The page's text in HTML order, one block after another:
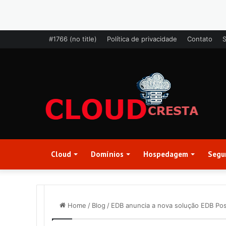
#1766 (no title) Política de privacidade Contato
Cloud Domínios Hospedagem
Home / Blog / EDB anuncia a nova solução EDB